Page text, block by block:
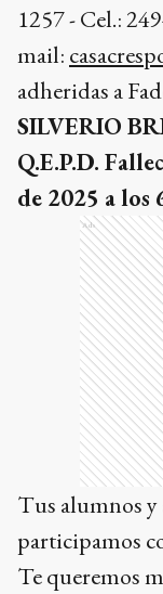
1257 - Cel.:
mail:
adheridas a
SILVERIO
Q.E.P.D.
de 2025 a los
Ads
Tus alumnos y
participamos
Te queremos